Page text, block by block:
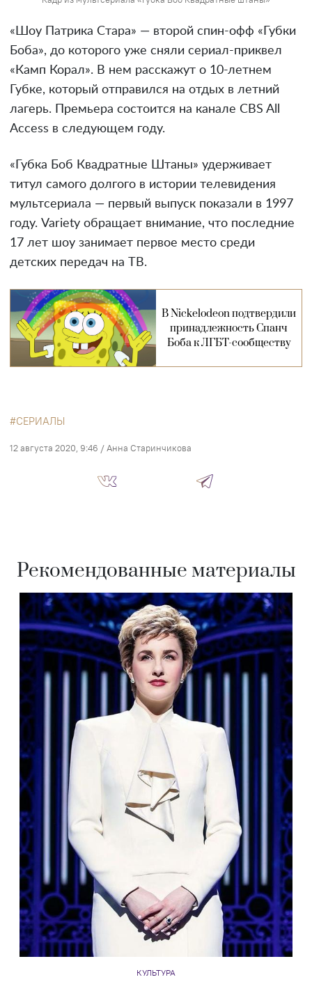
«Шоу Патрика Стара» — второй спин-офф «Губки
Боба», до которого уже сняли сериал-приквел
«Камп Корал». В нем расскажут о 10-летнем
Губке, который отправился на отдых в летний
лагерь. Премьера состоится на канале CBS All
Access в следующем году.
«Губка Боб Квадратные Штаны» удерживает
титул самого долгого в истории телевидения
мультсериала — первый выпуск показали в 1997
году. Variety обращает внимание, что последние
17 лет шоу занимает первое место среди
детских передач на ТВ.
В Nickelodeon подтвердили
принадлежность Спанч
Боба к ЛГБТ-сообществу
СЕРИАЛЫ
12 августа 2020, 9:46 / Анна Старинчикова
Рекомендованные материалы
КУЛЬТУРА